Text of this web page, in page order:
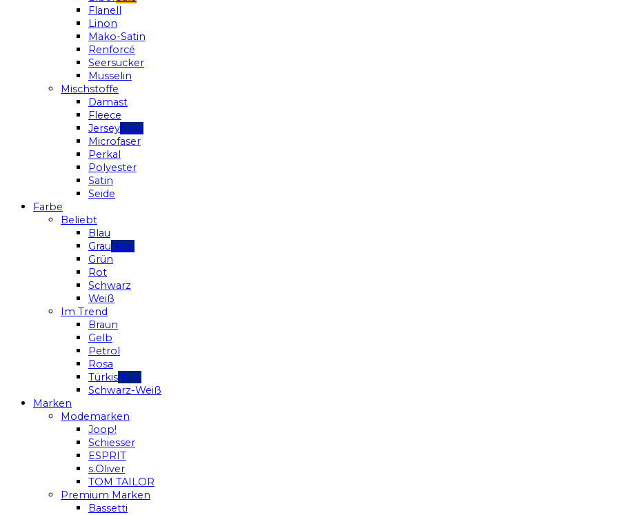
Flanell
Linon
Mako-Satin
Renforcé
Seersucker
Musselin
Mischstoffe
Damast
Fleece
Jersey
Microfaser
Perkal
Polyester
Satin
Seide
Farbe
Beliebt
Blau
Grau
Grün
Rot
Schwarz
Weiß
Im Trend
Braun
Gelb
Petrol
Rosa
Türkis
Schwarz-Weiß
Marken
Modemarken
Joop!
Schiesser
ESPRIT
s.Oliver
TOM TAILOR
Premium Marken
Bassetti